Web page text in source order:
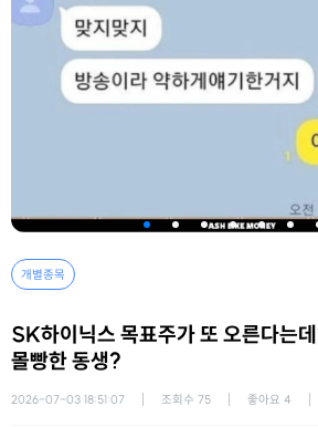
개별종목
SK하이닉스 목표주가 또 오른다는
몰빵한 동생?
2026-07-03 18:51:07 조회수 75 좋아요 4